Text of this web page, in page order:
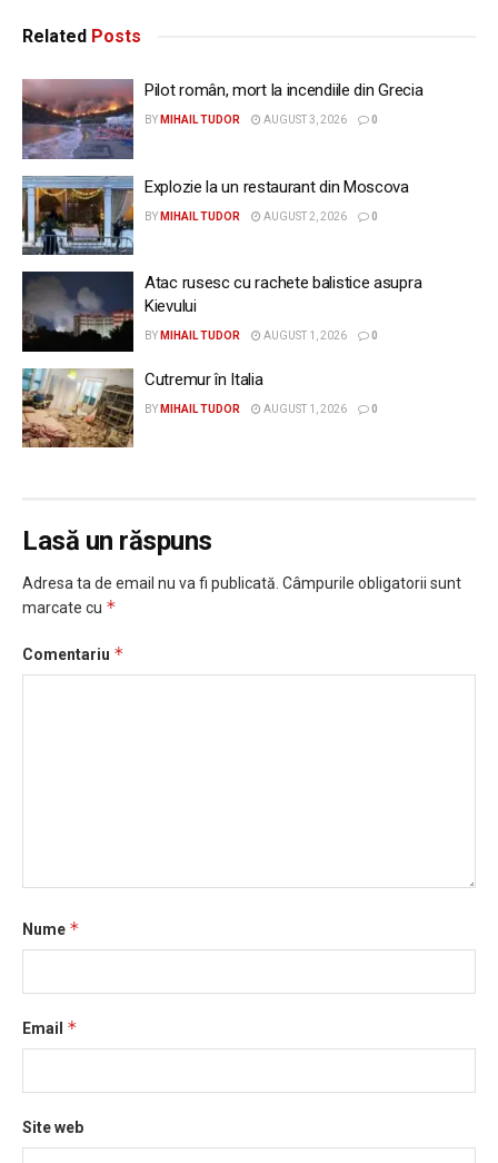
Related Posts
Pilot român, mort la incendiile din Grecia
BY MIHAIL TUDOR AUGUST 3, 2026 0
Explozie la un restaurant din Moscova
BY MIHAIL TUDOR AUGUST 2, 2026 0
Atac rusesc cu rachete balistice asupra
Kievului
BY MIHAIL TUDOR AUGUST 1, 2026 0
Cutremur în Italia
BY MIHAIL TUDOR AUGUST 1, 2026 0
Lasă un răspuns
Adresa ta de email nu va fi publicată. Câmpurile obligatorii sunt
marcate cu *
Comentariu *
Nume *
Email *
Site web